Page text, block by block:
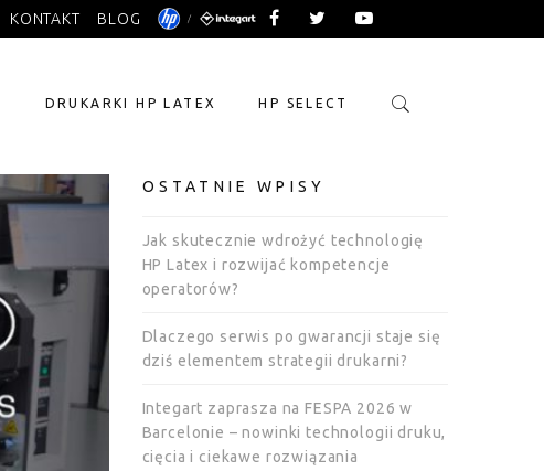
KONTAKT BLOG
DRUKARKI HP LATEX HP SELECT
OSTATNIE WPISY
Jak skutecznie wdrożyć technologię
HP Latex i rozwijać kompetencje
operatorów?
Dlaczego serwis po gwarancji staje się
dziś elementem strategii drukarni?
Integart zaprasza na FESPA 2026 w
Barcelonie – nowinki technologii druku,
cięcia i ciekawe rozwiązania